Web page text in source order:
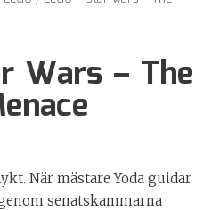
Wars – The
När mästare Yoda guidar
senatskammarna